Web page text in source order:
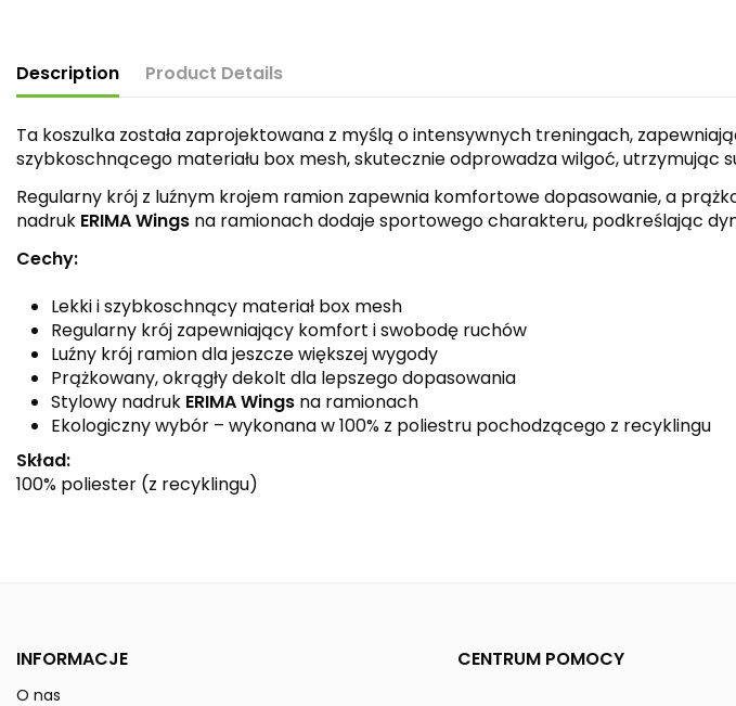
Description Product Details
Ta koszulka została zaprojektowana z myślą o intensywnych treningach,
szybkoschnącego materiału box mesh, skutecznie odprowadza wilgoć,
Regularny krój z luźnym krojem ramion zapewnia komfortowe dopasowanie, a
nadruk ERIMA Wings na ramionach dodaje sportowego charakteru, podkreślając
Cechy:
Lekki i szybkoschnący materiał box mesh
Regularny krój zapewniający komfort i swobodę ruchów
Luźny krój ramion dla jeszcze większej wygody
Prążkowany, okrągły dekolt dla lepszego dopasowania
Stylowy nadruk ERIMA Wings na ramionach
Ekologiczny wybór – wykonana w 100% z poliestru pochodzącego z recyklingu
Skład:
100% poliester (z recyklingu)
Reference
INFORMACJE
O nas
CENTRUM POMOCY